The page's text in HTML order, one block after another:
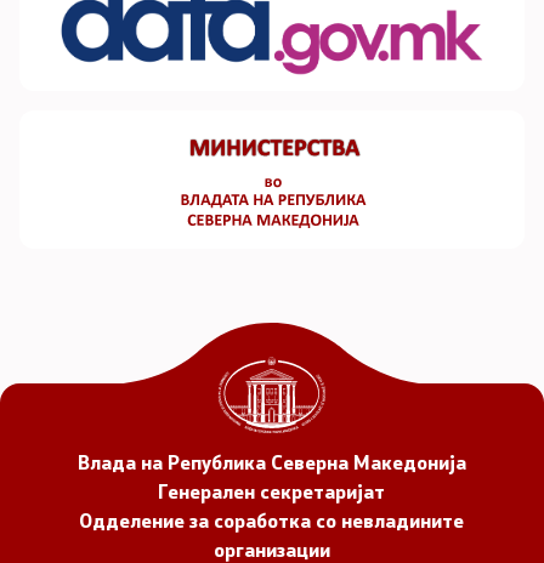
Влада на Република Северна Македонија
Генерален секретаријат
Одделение за соработка со невладините
организации